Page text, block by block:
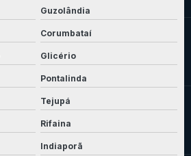
Guzolândia
Corumbataí
Glicério
Pontalinda
Tejupá
Rifaina
Indiaporã